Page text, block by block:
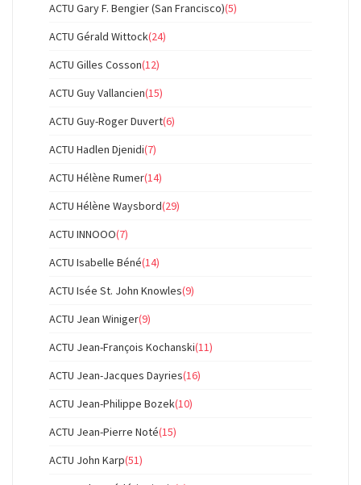
ACTU Gary F. Bengier (San Francisco)(5)
ACTU Gérald Wittock(24)
ACTU Gilles Cosson(12)
ACTU Guy Vallancien(15)
ACTU Guy-Roger Duvert(6)
ACTU Hadlen Djenidi(7)
ACTU Hélène Rumer(14)
ACTU Hélène Waysbord(29)
ACTU INNOOO(7)
ACTU Isabelle Béné(14)
ACTU Isée St. John Knowles(9)
ACTU Jean Winiger(9)
ACTU Jean-François Kochanski(11)
ACTU Jean-Jacques Dayries(16)
ACTU Jean-Philippe Bozek(10)
ACTU Jean-Pierre Noté(15)
ACTU John Karp(51)